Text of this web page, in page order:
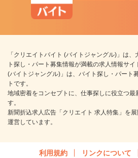
「クリエイトバイト (バイトジャングル)」は
ト探し・パート募集情報が満載の求人情報サ
(バイトジャングル)」は、バイト探し・パート
トです。
地域密着をコンセプトに、仕事探しに役立つ最
す。
新聞折込求人広告「クリエイト 求人特集」を
運営しています。
利用規約 リンクについて